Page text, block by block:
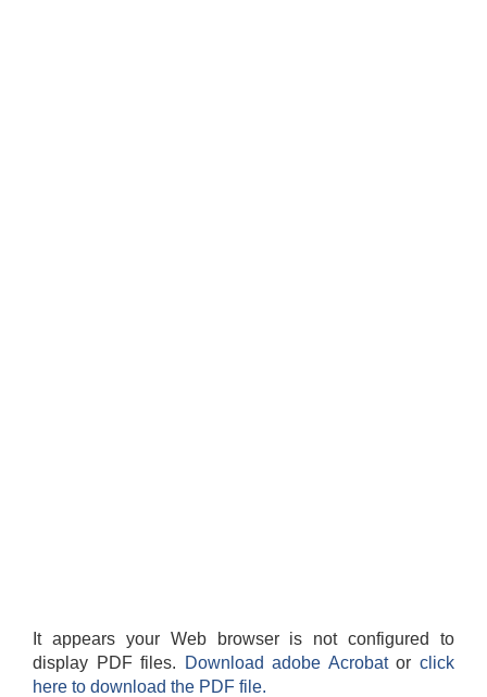
It appears your Web browser is not configured to
display PDF files.
Download adobe Acrobatorclick
here to download the PDF file.